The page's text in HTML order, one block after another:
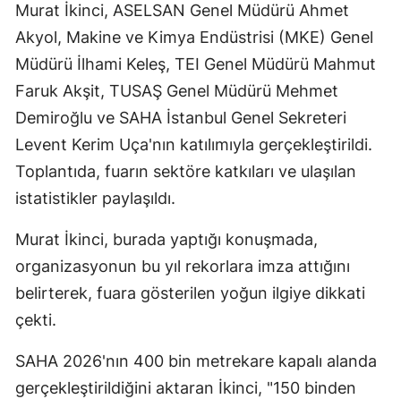
Murat İkinci, ASELSAN Genel Müdürü Ahmet
Akyol, Makine ve Kimya Endüstrisi (MKE) Genel
Müdürü İlhami Keleş, TEI Genel Müdürü Mahmut
Faruk Akşit, TUSAŞ Genel Müdürü Mehmet
Demiroğlu ve SAHA İstanbul Genel Sekreteri
Levent Kerim Uça'nın katılımıyla gerçekleştirildi.
Toplantıda, fuarın sektöre katkıları ve ulaşılan
istatistikler paylaşıldı.
Murat İkinci, burada yaptığı konuşmada,
organizasyonun bu yıl rekorlara imza attığını
belirterek, fuara gösterilen yoğun ilgiye dikkati
çekti.
SAHA 2026'nın 400 bin metrekare kapalı alanda
gerçekleştirildiğini aktaran İkinci, "150 binden